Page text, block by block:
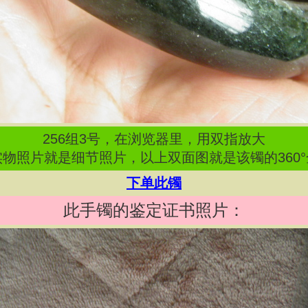
256组 3号，在浏览器里，用双指放大
照片就是细节照片，以上双面图就是该镯的
下单此镯
此手镯的鉴定证书照片：